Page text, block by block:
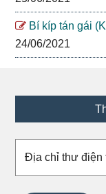
Bí kíp tán gái
24/06/2021
chỉ